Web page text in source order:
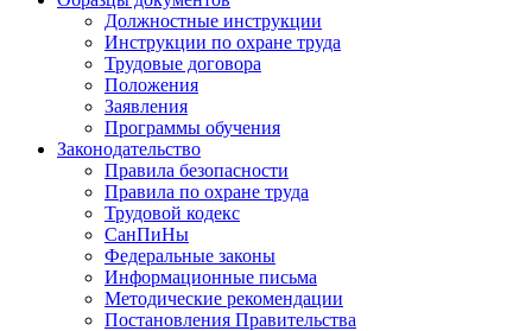
Должностные инструкции
Инструкции по охране труда
Трудовые договора
Положения
Заявления
Программы обучения
Законодательство
Правила безопасности
Правила по охране труда
Трудовой кодекс
СанПиНы
Федеральные законы
Информационные письма
Методические рекомендации
Постановления Правительства